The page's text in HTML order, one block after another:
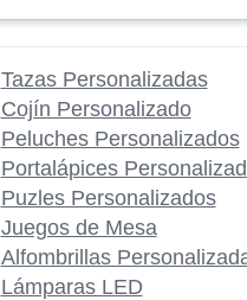
Tazas Personalizadas
Cojín Personalizado
Peluches Personalizados
Portalápices
Puzles Personalizados
Juegos de Mesa
Alfombrillas
Lámparas LED